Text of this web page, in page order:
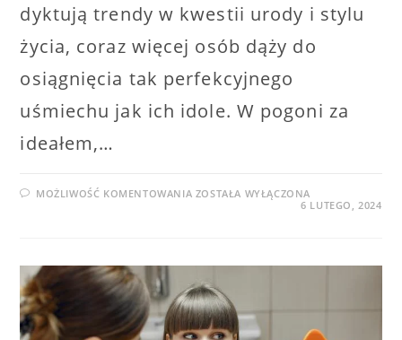
dyktują trendy w kwestii urody i stylu
życia, coraz więcej osób dąży do
osiągnięcia tak perfekcyjnego
uśmiechu jak ich idole. W pogoni za
ideałem,…
MOŻLIWOŚĆ KOMENTOWANIA BLEACHOREKSJA
BIAŁYCH
ZOSTAŁA WYŁĄCZONA
6 LUTEGO, 2024